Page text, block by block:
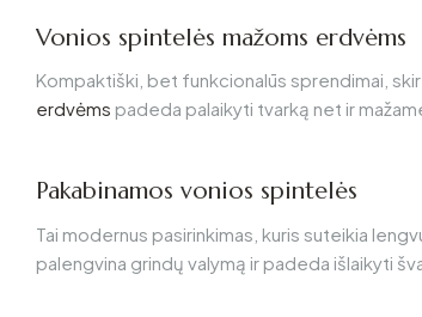
Vonios spintelės mažoms erdvėms
Kompaktiški, bet funkcionalūs sprendimai,
erdvėms padeda palaikyti tvarką net ir
Pakabinamos vonios spintelės
Tai modernus pasirinkimas, kuris suteikia
palengvina grindų valymą ir padeda išlaikyti